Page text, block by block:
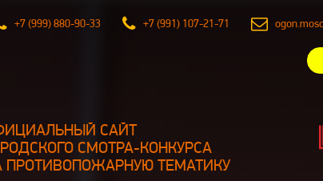
+7 (999) 880-90-33 +7 (991) 107-21-71
САЙТ
СМОТРА-КОНКУРСА
ПРОТИВОПОЖАРНУЮ ТЕМАТИКУ